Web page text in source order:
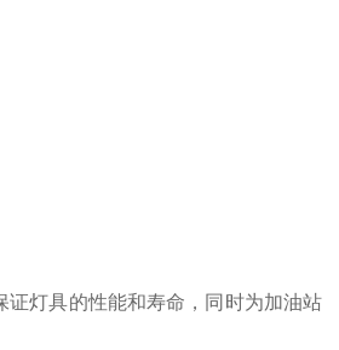
灯具的性能和寿命，同时为加油站